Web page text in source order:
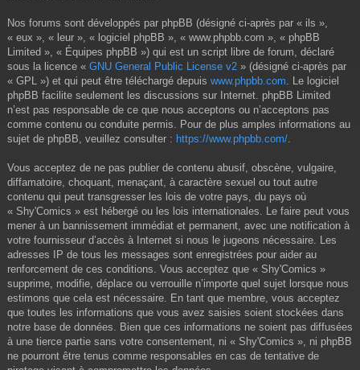
Nos forums sont développés par phpBB (désigné ci-après par « ils »,
« eux », « leur », « logiciel phpBB », « www.phpbb.com », « phpBB
Limited », « Équipes phpBB ») qui est un script libre de forum, déclaré
sous la licence « GNU General Public License v2 » (désigné ci-après par
« GPL ») et qui peut être téléchargé depuis www.phpbb.com . Le logiciel
phpBB facilite seulement les discussions sur Internet. phpBB Limited
n’est pas responsable de ce que nous acceptons ou n’acceptons pas
comme contenu ou conduite permis. Pour de plus amples informations au
sujet de phpBB, veuillez consulter : https://www.phpbb.com/
Vous acceptez de ne pas publier de contenu abusif, obscène, vulgaire,
diffamatoire, choquant, menaçant, à caractère sexuel ou tout autre
contenu qui peut transgresser les lois de votre pays, du pays où
« Shy'Comics » est hébergé ou les lois internationales. Le faire peut vous
mener à un bannissement immédiat et permanent, avec une notification à
votre fournisseur d’accès à Internet si nous le jugeons nécessaire. Les
adresses IP de tous les messages sont enregistrées pour aider au
renforcement de ces conditions. Vous acceptez que « Shy'Comics »
supprime, modifie, déplace ou verrouille n’importe quel sujet lorsque nous
estimons que cela est nécessaire. En tant que membre, vous acceptez
que toutes les informations que vous avez saisies soient stockées dans
notre base de données. Bien que ces informations ne soient pas diffusées
à une tierce partie sans votre consentement, ni « Shy'Comics », ni phpBB
ne pourront être tenus comme responsables en cas de tentative de